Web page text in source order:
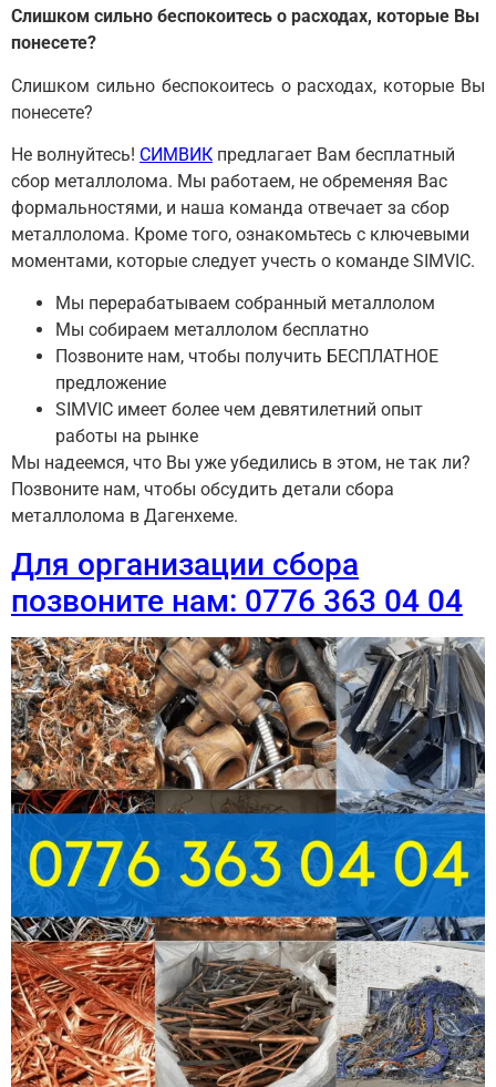
Слишком сильно беспокоитесь о расходах, которые Вы
понесете?
Слишком сильно беспокоитесь о расходах, которые Вы
понесете?
Не волнуйтесь! СИМВИК предлагает Вам бесплатный
сбор металлолома. Мы работаем, не обременяя Вас
формальностями, и наша команда отвечает за сбор
металлолома. Кроме того, ознакомьтесь с ключевыми
моментами, которые следует учесть о команде SIMVIC.
Мы перерабатываем собранный металлолом
Мы собираем металлолом бесплатно
Позвоните нам, чтобы получить БЕСПЛАТНОЕ
предложение
SIMVIC имеет более чем девятилетний опыт
работы на рынке
Мы надеемся, что Вы уже убедились в этом, не так ли?
Позвоните нам, чтобы обсудить детали сбора
металлолома в Дагенхеме.
Для организации сбора
позвоните нам: 0776 363 04 04